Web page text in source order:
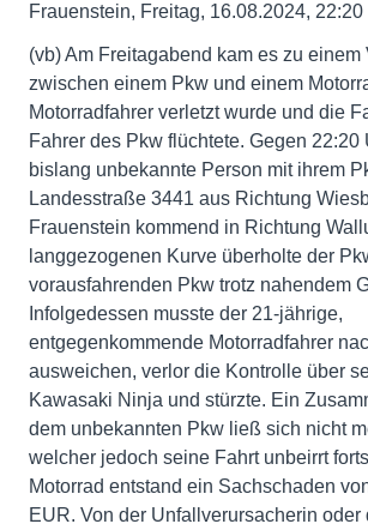
Frauenstein, Freitag, 16.08.2024, 22:20
(vb) Am Freitagabend kam es zu einem
zwischen einem Pkw und einem
Motorradfahrer verletzt wurde und die
Fahrer des Pkw flüchtete. Gegen 22:20
bislang unbekannte Person mit ihrem
Landesstraße 3441 aus Richtung
Frauenstein kommend in Richtung
langgezogenen Kurve überholte der
vorausfahrenden Pkw trotz nahendem
Infolgedessen musste der 21-jährige,
entgegenkommende Motorradfahrer
ausweichen, verlor die Kontrolle über
Kawasaki Ninja und stürzte. Ein
dem unbekannten Pkw ließ sich nicht
welcher jedoch seine Fahrt unbeirrt
Motorrad entstand ein Sachschaden
EUR. Von der Unfallverursacherin oder